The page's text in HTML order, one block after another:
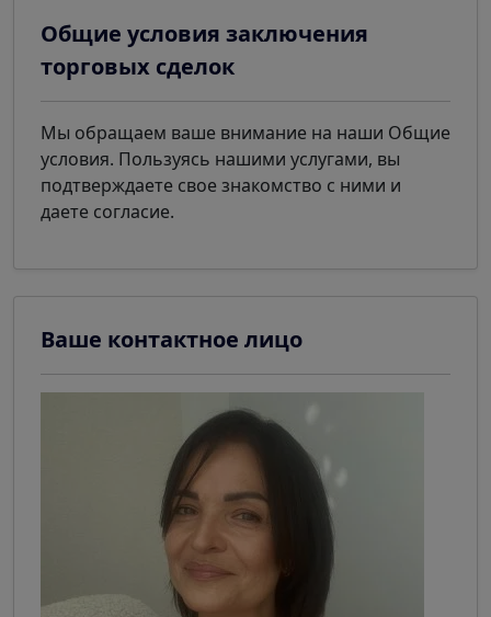
Общие условия заключения
торговых сделок
Мы обращаем ваше внимание на наши Общие
условия. Пользуясь нашими услугами, вы
подтверждаете свое знакомство с ними и
даете согласие.
Ваше контактное лицо